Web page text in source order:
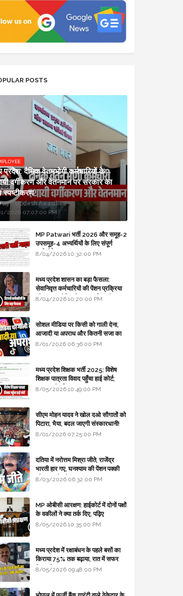
POSTS
प्रदेश: दैनिक वेतनभोगी कर्मचारियों के
वर्गीकरण और वेतनमान पर सरकार का
स्पष्टीकरण
Updesh Awasthee
2026 07:07:00 PM
MP Patwari भर्ती 2026 और समूह-2
उपसमूह-4 अभ्यर्थियों के लिए संपूर्ण
मार्गदर्शिका
8/04/2026 10:32:00 PM
मध्य प्रदेश शासन का बड़ा फैसला:
सेवानिवृत्त कर्मचारियों की पेंशन प्रक्रिया
और बजट कोडिंग में हुए क्रांतिकारी
8/04/2026 10:20:00 PM
सोशल मीडिया पर किसी को गाली देना,
आजादी या अपराध और कितनी सजा का
प्रावधान - free legal advice
8/01/2026 06:36:00 PM
मध्य प्रदेश शिक्षक भर्ती 2025: विशेष
शिक्षक पात्रता विवाद पहुँचा हाई कोर्ट;
सरकार से माँगा जवाब
8/05/2026 10:49:00 PM
सीएम मोहन यादव ने खोल दओ सौगातों को
पिटारा, भैया, बदल जाएगी संस्कारधानी!
8/01/2026 07:25:00 PM
दतिया में नरोत्तम मिश्रा जीते, राजेंद्र
भारती हार गए, घनश्याम की पेंशन पक्की
और आशुतोष बैक टू...
8/03/2026 06:32:00 PM
MP ओबीसी आरक्षण: हाईकोर्ट में दोनों पक्षों
के वकीलों ने क्या तर्क दिए, पढ़िए
8/05/2026 10:35:00 PM
मध्य प्रदेश में रक्षाबंधन के पहले बसों का
किराया 75% तक बढ़ाया, रात में सफर
किया तो 10% एक्स्ट्रा
8/05/2026 09:48:00 PM